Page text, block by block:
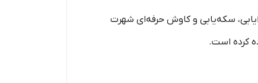
سکه‌یابی و کاوش حرفه‌ای شهرت
کرده است.